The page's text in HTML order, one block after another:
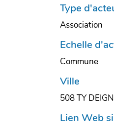
Type
Association
Echelle
Commune
Ville
508 TY
Lien Web